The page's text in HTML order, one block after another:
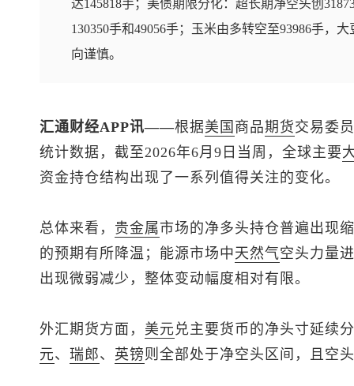
达145818手；美债期限分化：超长期净空头创
130350手和49056手；玉米由多转空至93986手，
向谨慎。
汇通财经APP讯——根据美国 商品期货交易委
统计数据，截至2026年6月9日当周，全球主要
资金持仓结构出现了一系列值得关注的变化。
总体来看， 贵金属市场的净多头持仓普遍出现
的预期有所降温；能源市场中天然气空头力量
出现微弱减少，整体变动幅度相对有限。
外汇期货方面， 美元兑主要货币的净头寸延续
元、 瑞郎、 英镑则全部处于净空头区间，且空